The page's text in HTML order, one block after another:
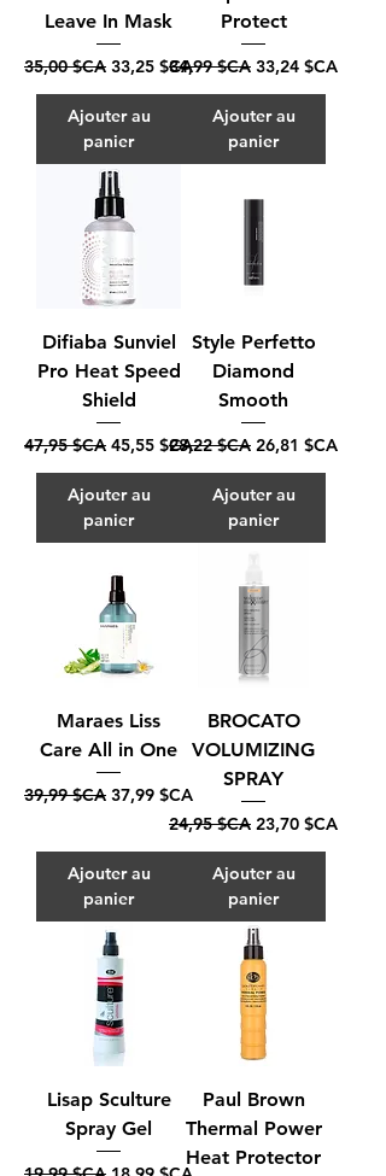
Leave In​​​​​​​ Mask
Prix original
35,00 $CA Prix promotionnel
33,25 $CA
Ajouter au
panier
Protect
Prix original
34,99 $CA Prix
33,24 $CA
Ajouter au
panier
Difiaba Sunviel
Pro Heat Speed
Shield
Prix original
47,95 $CA Prix promotionnel
45,55 $CA
Ajouter au
panier
Style Perfetto
Diamond
Smooth
Prix original
28,22 $CA Prix
26,81 $CA
Ajouter au
panier
Maraes Liss
Care All in One
Prix original
39,99 $CA Prix promotionnel
37,99 $CA
Ajouter au
panier
BROCATO
VOLUMIZING
SPRAY
Prix original
24,95 $CA Prix
23,70 $CA
Ajouter au
panier
Lisap Sculture
Spray Gel
Paul Brown
Thermal Power
Heat Protector